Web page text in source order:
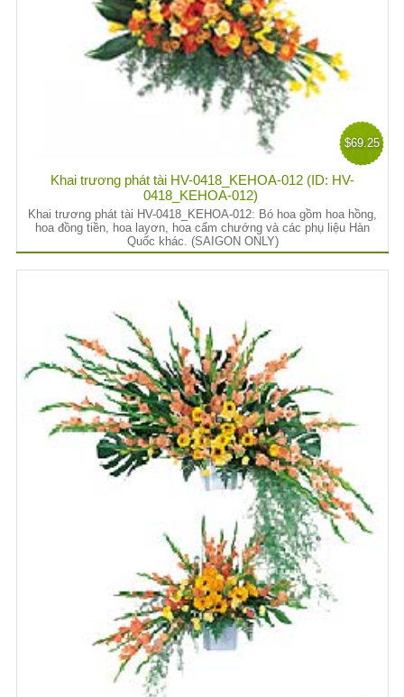
$69.25
Khai trương phát tài HV-0418_KEHOA-012 (ID: HV-
0418_KEHOA-012)
Khai trương phát tài HV-0418_KEHOA-012: Bó hoa gồm hoa hồng,
hoa đồng tiền, hoa layơn, hoa cẩm chướng và các phụ liệu Hàn
Quốc khác. (SAIGON ONLY)